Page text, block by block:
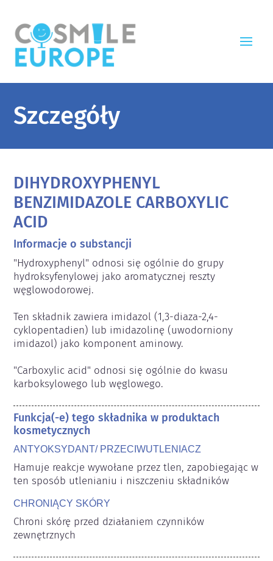
Szczegóły
DIHYDROXYPHENYL
BENZIMIDAZOLE CARBOXYLIC
ACID
Informacje o substancji
"Hydroxyphenyl" odnosi się ogólnie do grupy
hydroksyfenylowej jako aromatycznej reszty
węglowodorowej.
Ten składnik zawiera imidazol (1,3-diaza-2,4-
cyklopentadien) lub imidazolinę (uwodorniony
imidazol) jako komponent aminowy.
"Carboxylic acid" odnosi się ogólnie do kwasu
karboksylowego lub węglowego.
Funkcja(-e) tego składnika w produktach
kosmetycznych
ANTYOKSYDANT/ PRZECIWUTLENIACZ
Hamuje reakcje wywołane przez tlen, zapobiegając w
ten sposób utlenianiu i niszczeniu składników
CHRONIĄCY SKÓRY
Chroni skórę przed działaniem czynników
zewnętrznych